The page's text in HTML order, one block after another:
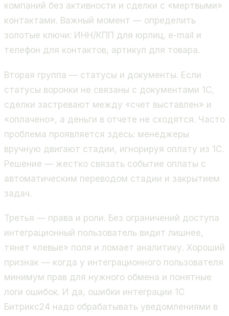
компаний без активности и сделки с «мертвыми»
контактами. Важный момент — определить
золотые ключи: ИНН/КПП для юрлиц, e-mail и
телефон для контактов, артикул для товара.
Вторая группа — статусы и документы. Если
статусы воронки не связаны с документами 1С,
сделки застревают между «счет выставлен» и
«оплачено», а деньги в отчете не сходятся. Часто
проблема проявляется здесь: менеджеры
вручную двигают стадии, игнорируя оплату из 1С.
Решение — жестко связать событие оплаты с
автоматическим переводом стадии и закрытием
задач.
Третья — права и роли. Без ограничений доступа
интеграционный пользователь видит лишнее,
тянет «левые» поля и ломает аналитику. Хороший
признак — когда у интеграционного пользователя
минимум прав для нужного обмена и понятные
логи ошибок. И да, ошибки интеграции 1С
Битрикс24 надо обрабатывать уведомлениями в